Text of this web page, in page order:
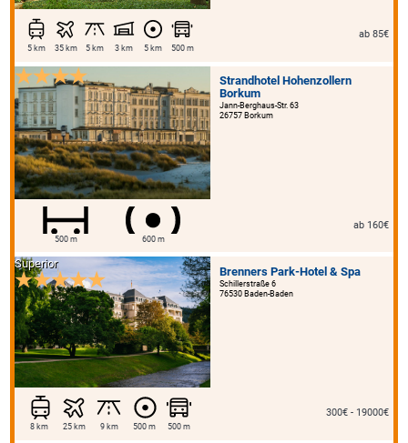
5 km 35 km 5 km 3 km 5 km 500 m
ab 85€
Strandhotel Hohenzollern
Borkum
Jann-Berghaus-Str. 63
26757 Borkum
500 m 600 m
ab 160€
Brenners Park-Hotel & Spa
Schillerstraße 6
76530 Baden-Baden
Superior
8 km 25 km 9 km 500 m 500 m
300€ - 19000€